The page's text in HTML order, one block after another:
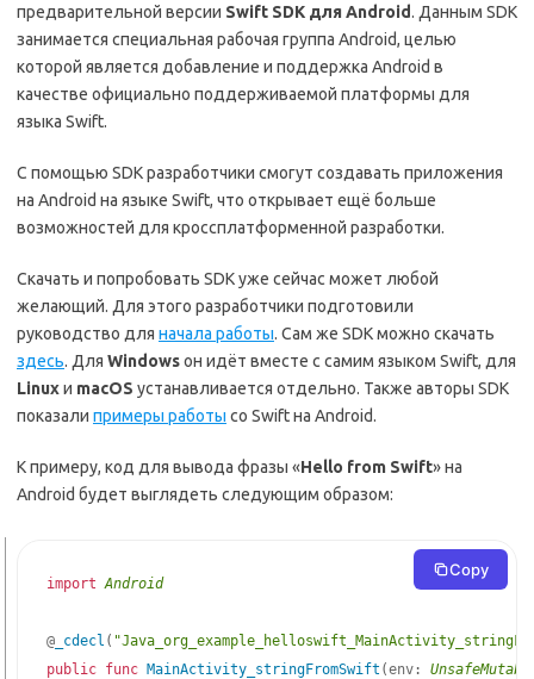
предварительной версии Swift SDK для Android. Данным SDK
занимается специальная рабочая группа Android, целью
которой является добавление и поддержка Android в
качестве официально поддерживаемой платформы для
языка Swift.
С помощью SDK разработчики смогут создавать приложения
на Android на языке Swift, что открывает ещё больше
возможностей для кроссплатформенной разработки.
Скачать и попробовать SDK уже сейчас может любой
желающий. Для этого разработчики подготовили
руководство для начала работы. Сам же SDK можно скачать
здесь. Для Windowsон идёт вместе с самим языком Swift, для
Linuxи macOS устанавливается отдельно. Также авторы SDK
показали примеры работы со Swift на Android.
К примеру, код для вывода фразы «Hello from Swift» на
Android будет выглядеть следующим образом:
import Android
@ _cdecl (
public func MainActivity_stringFromSwift (env :
Copy